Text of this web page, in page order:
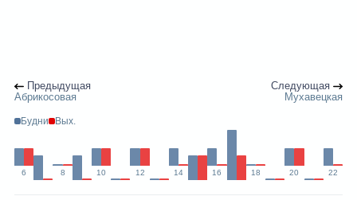
Предыдущая
Абрикосовая
Следующая
Мухавецкая
Будни Вых.
6 8 10 12 14 16 18 20 22